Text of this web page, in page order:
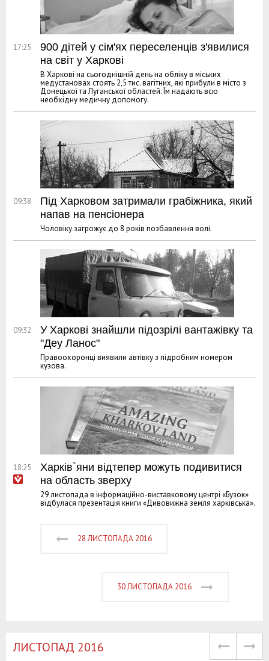
17:25
900 дітей у сім'ях переселенців з'явилися
на світ у Харкові
В Харкові на сьогоднішній день на обліку в міських
медустановах стоять 2,5 тис. вагітних, які прибули в місто з
Донецької та Луганської областей. Їм надають всю
необхідну медичну допомогу.
09:38
Під Харковом затримали грабіжника, який
напав на пенсіонера
Чоловіку загрожує до 8 років позбавлення волі.
09:32
У Харкові знайшли підозрілі вантажівку та
"Деу Ланос"
Правоохоронці виявили автівку з підробним номером
кузова.
18:25
Харків`яни відтепер можуть подивитися
на область зверху
29 листопада в інформаційно-виставковому центрі «Бузок»
відбулася презентація книги «Дивовижна земля харківська».
28 ЛИСТОПАДА 2016
30 ЛИСТОПАДА 2016
ЛИСТОПАД 2016